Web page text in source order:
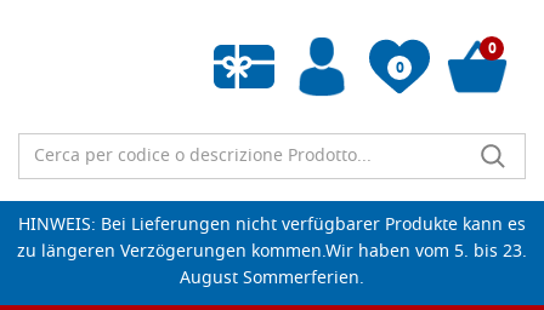
0
Wunschliste leeren
0
HINWEIS: Bei Lieferungen nicht verfügbarer Produkte kann es
zu längeren Verzögerungen kommen.Wir haben vom 5. bis 23.
August Sommerferien.